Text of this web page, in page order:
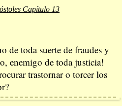
Capítulo 13
de toda suerte de fraudes y
enemigo de toda justicia!
trastornar o torcer los